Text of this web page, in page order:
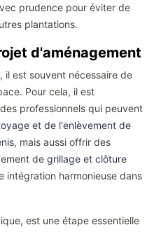
prudence pour éviter de
plantations.
d'aménagement
il est souvent nécessaire de
Pour cela, il est
professionnels qui peuvent
et de l'enlèvement de
, mais aussi offrir des
de grillage et clôture
intégration harmonieuse dans
est une étape essentielle